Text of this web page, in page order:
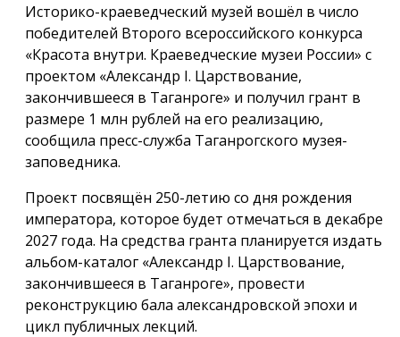
Историко-краеведческий музей вошёл в число
победителей Второго всероссийского конкурса
«Красота внутри. Краеведческие музеи России» с
проектом «Александр I. Царствование,
закончившееся в Таганроге» и получил грант в
размере 1 млн рублей на его реализацию,
сообщила пресс-служба Таганрогского музея-
заповедника.
Проект посвящён 250-летию со дня рождения
императора, которое будет отмечаться в декабре
2027 года. На средства гранта планируется издать
альбом-каталог «Александр I. Царствование,
закончившееся в Таганроге», провести
реконструкцию бала александровской эпохи и
цикл публичных лекций.